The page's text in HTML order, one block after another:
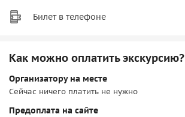
Билет в телефоне
Как можно оплатить экскурсию?
Организатору на месте
Сейчас ничего платить не нужно
Предоплата на сайте